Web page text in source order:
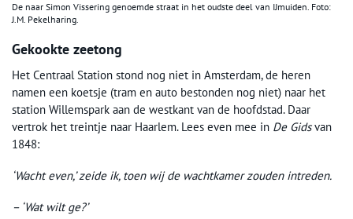
De naar Simon Vissering genoemde straat in het oudste deel van IJmuiden. Foto:
J.M. Pekelharing.
Gekookte zeetong
Het Centraal Station stond nog niet in Amsterdam, de heren
namen een koetsje (tram en auto bestonden nog niet) naar het
station Willemspark aan de westkant van de hoofdstad. Daar
vertrok het treintje naar Haarlem. Lees even mee in De Gidsvan
1848:
‘Wacht even,’ zeide ik, toen wij de wachtkamer zouden intreden.
– ‘Wat wilt ge?’